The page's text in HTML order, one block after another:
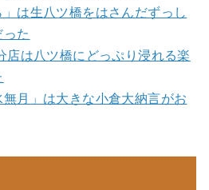
は生八ツ橋をはさんだずっし
た
店は八ツ橋にどっぷり浸れる楽
月」は大きな小倉大納言がお